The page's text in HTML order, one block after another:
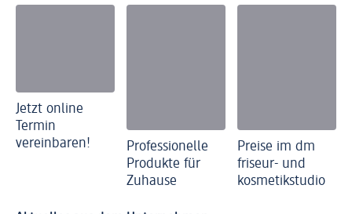
Jetzt online
Termin
vereinbaren!
Professionelle
Produkte für
Zuhause
Preise im dm
friseur- und
kosmetikstudio